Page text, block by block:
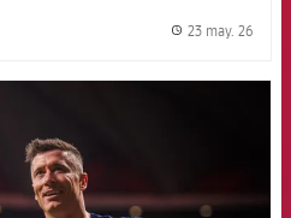
23 may. 26